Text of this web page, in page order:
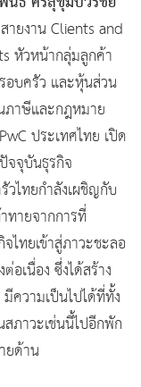
ายงาน Clients and
หัวหน้ากลุ่มลูกค้า
อบครัว และหุ้นส่วน
ภาษีและกฎหมาย
ประเทศไทย เปิด
จจุบันธุรกิจ
วไทยกำลังเผชิญกับ
ทายจากการที่
ไทยเข้าสู่ภาวะชะลอ
อเนื่อง ซึ่งได้สร้าง
ความเป็นไปได้ที่ทั้ง
ภาวะเช่นนี้ไปอีกพัก
ยด้าน